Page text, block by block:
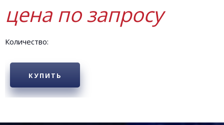
цена по запросу
Количество:
КУПИТЬ